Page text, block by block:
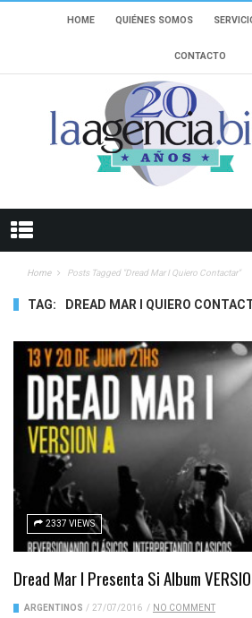
HOME QUIÉNES SOMOS
CONTACTO
Home Posts Tagged "Dread Mar I Quiero Contactar"
TAG: DREAD MAR I QUIERO
2337 VIEWS
Dread Mar I Presenta Si Album
ARGENTINOS / 27/07/2016 / NO COMMENT